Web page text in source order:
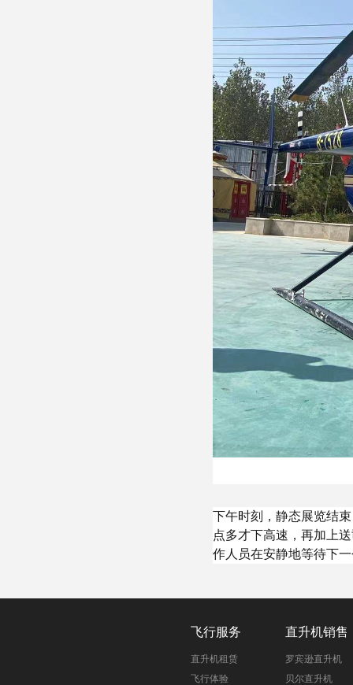
下午时刻，静态展览结
点多才下高速，再加上
作人员在安静地等待下
飞行服务
直升机租赁
飞行体验
直升机销售
罗宾逊直升机
贝尔直升机